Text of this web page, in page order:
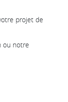
projet de
ou notre